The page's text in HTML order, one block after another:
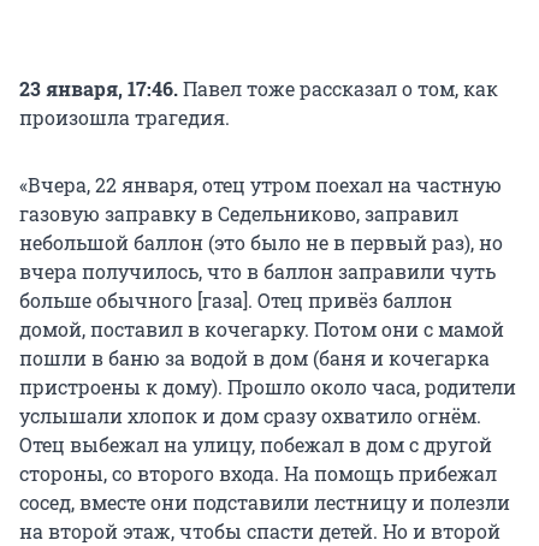
23 января, 17:46.Павел тоже рассказал о том, как
произошла трагедия.
«Вчера, 22 января, отец утром поехал на частную
газовую заправку в Седельниково, заправил
небольшой баллон (это было не в первый раз), но
вчера получилось, что в баллон заправили чуть
больше обычного [газа]. Отец привёз баллон
домой, поставил в кочегарку. Потом они с мамой
пошли в баню за водой в дом (баня и кочегарка
пристроены к дому). Прошло около часа, родители
услышали хлопок и дом сразу охватило огнём.
Отец выбежал на улицу, побежал в дом с другой
стороны, со второго входа. На помощь прибежал
сосед, вместе они подставили лестницу и полезли
на второй этаж, чтобы спасти детей. Но и второй